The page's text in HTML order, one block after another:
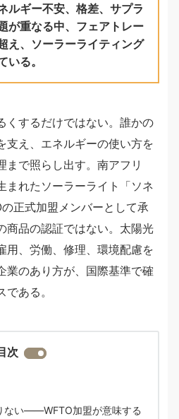
ルギー不安、格差、サプラ
が重なる中、フェアトレー
え、ソーラーライティング
いる。
くするだけではない。誰かの
支え、エネルギーの使い方を
まで照らし出す。南アフリ
まれたソーラーライト「ソネ
正式加盟メンバーとして承
商品の認証ではない。太陽光
用、労働、修理、環境配慮を
業のあり方が、国際基準で確
ある。
次
ない——WFTO加盟が意味する